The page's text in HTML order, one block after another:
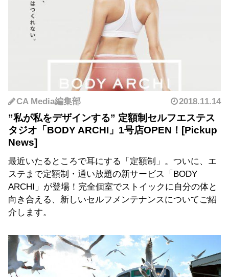
CA Media編集部 2018.11.14
”私が私をデザインする” 定額制セルフエステス
タジオ「BODY ARCHI」1号店OPEN！
最近いたるところで耳にする「定額制」。ついに、エ
ステまで定額制・通い放題の新サービス「BODY
ARCHI」が登場！完全個室でストイックに自分の体と
向き合える、新しいセルフメンテナンスについてご紹
介します。